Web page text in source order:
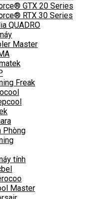
GTX 20 Series
RTX 30 Series
QUADRO
Master
Freak
Phòng
tính
Master